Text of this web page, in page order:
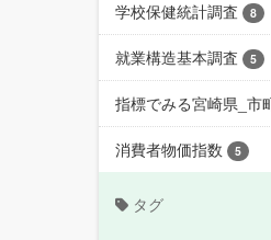
学校保健統計調査 8
就業構造基本調査 5
指標でみる宮崎県_市
消費者物価指数 5
タグ